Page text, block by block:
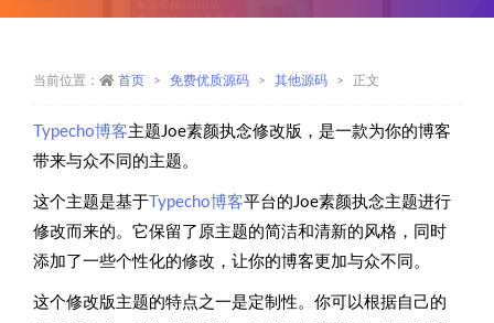
当前位置： 首页 免费优质源码 其他源码 正文
Typecho博客主题Joe素颜执念修改版，是一款为你的博客
带来与众不同的主题。
这个主题是基于 Typecho博客平台的Joe素颜执念主题进行
修改而来的。它保留了原主题的简洁和清新的风格，同时
添加了一些个性化的修改，让你的博客更加与众不同。
这个修改版主题的特点之一是定制性。你可以根据自己的